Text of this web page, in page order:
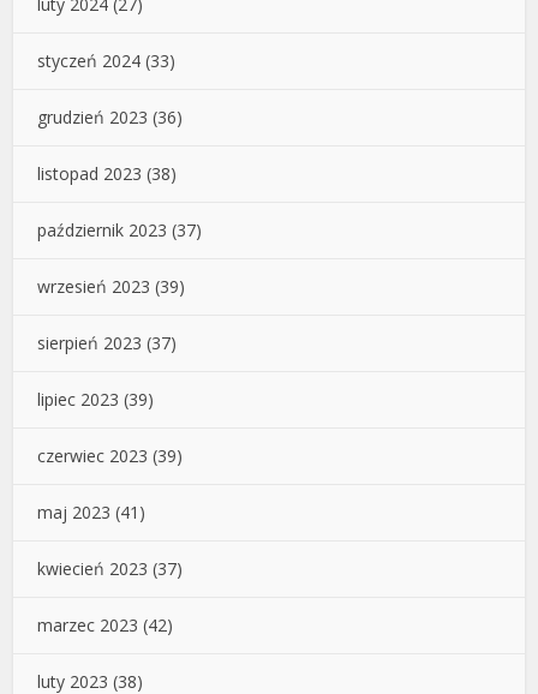
styczeń 2024 (33)
grudzień 2023 (36)
listopad 2023 (38)
październik 2023 (37)
wrzesień 2023 (39)
sierpień 2023 (37)
lipiec 2023 (39)
czerwiec 2023 (39)
maj 2023 (41)
kwiecień 2023 (37)
marzec 2023 (42)
luty 2023 (38)